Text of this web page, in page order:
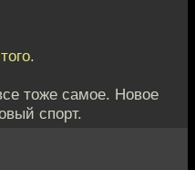
тоже самое. Новое
спорт.